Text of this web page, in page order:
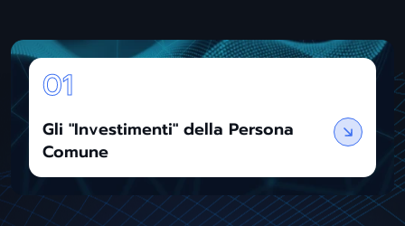
Gli "Investimenti" della Persona
Comune